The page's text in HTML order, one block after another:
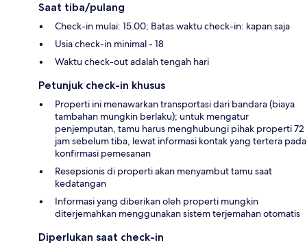
Saat tiba/pulang
Check-in mulai: 15.00; Batas waktu check-in: kapan saja
Usia check-in minimal - 18
Waktu check-out adalah tengah hari
Petunjuk check-in khusus
Properti ini menawarkan transportasi dari bandara (biaya
tambahan mungkin berlaku); untuk mengatur
penjemputan, tamu harus menghubungi pihak properti 72
jam sebelum tiba, lewat informasi kontak yang tertera pada
konfirmasi pemesanan
Resepsionis di properti akan menyambut tamu saat
kedatangan
Informasi yang diberikan oleh properti mungkin
diterjemahkan menggunakan sistem terjemahan otomatis
Diperlukan saat check-in